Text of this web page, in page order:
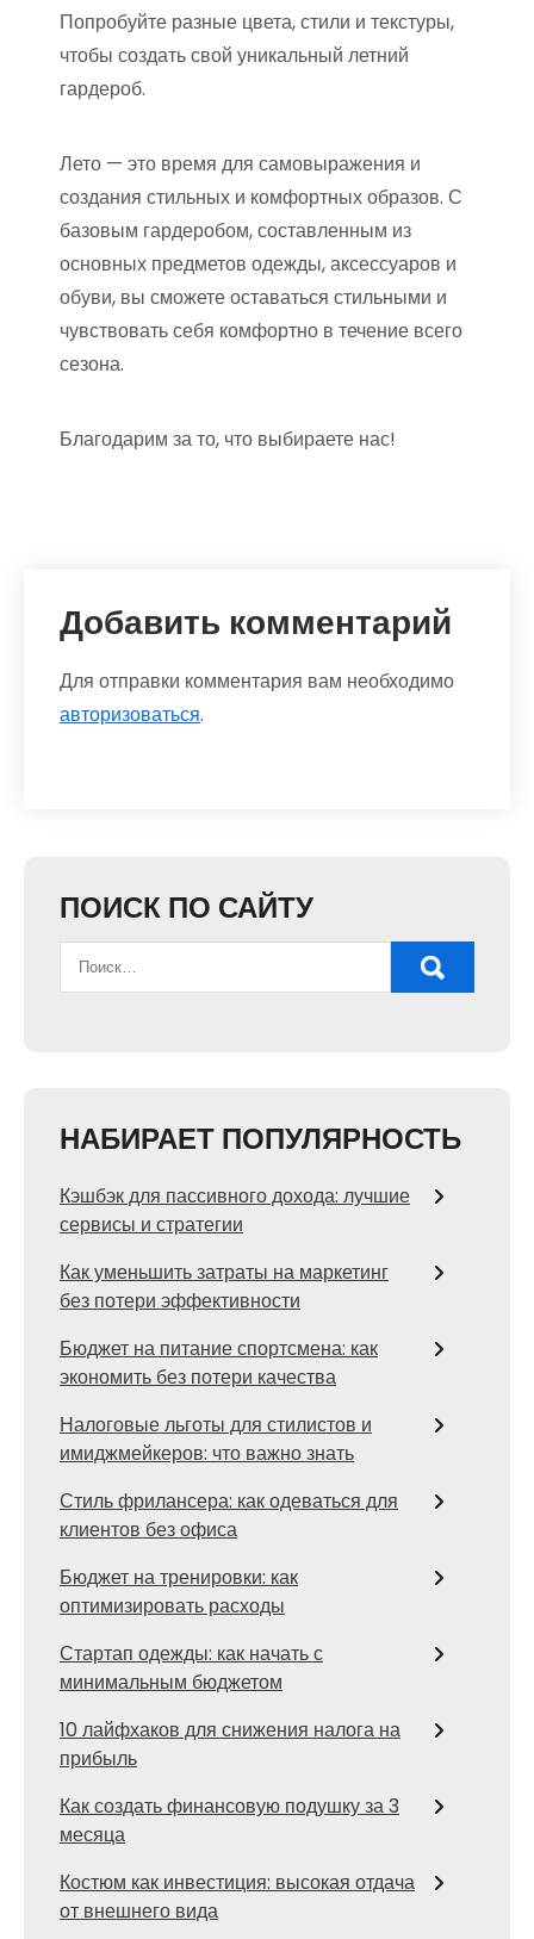
Попробуйте разные цвета, стили и текстуры,
чтобы создать свой уникальный летний
гардероб.
Лето — это время для самовыражения и
создания стильных и комфортных образов. С
базовым гардеробом, составленным из
основных предметов одежды, аксессуаров и
обуви, вы сможете оставаться стильными и
чувствовать себя комфортно в течение всего
сезона.
Благодарим за то, что выбираете нас!
Добавить комментарий
Для отправки комментария вам необходимо
авторизоваться.
ПОИСК ПО САЙТУ
НАБИРАЕТ ПОПУЛЯРНОСТЬ
Кэшбэк для пассивного дохода: лучшие
сервисы и стратегии
Как уменьшить затраты на маркетинг
без потери эффективности
Бюджет на питание спортсмена: как
экономить без потери качества
Налоговые льготы для стилистов и
имиджмейкеров: что важно знать
Стиль фрилансера: как одеваться для
клиентов без офиса
Бюджет на тренировки: как
оптимизировать расходы
Стартап одежды: как начать с
минимальным бюджетом
10 лайфхаков для снижения налога на
прибыль
Как создать финансовую подушку за 3
месяца
Костюм как инвестиция: высокая отдача
от внешнего вида